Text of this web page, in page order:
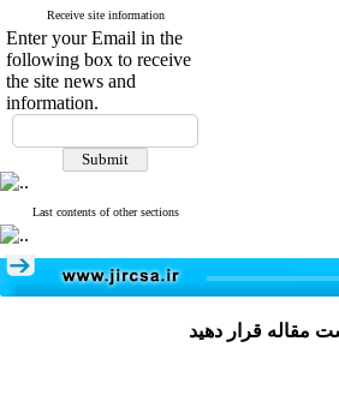
Receive site information
Enter your Email in the
following box to receive
the site news and
information.
Last contents of other sections